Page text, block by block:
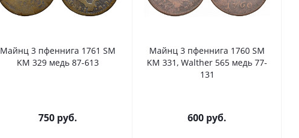
Майнц 3 пфеннига 1761 SM
KM 329 медь 87-613
750 руб.
Майнц 3 пфеннига 1760 SM
KM 331, Walther 565 медь 77-
131
600 руб.